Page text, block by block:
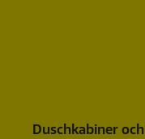
Duschkabiner